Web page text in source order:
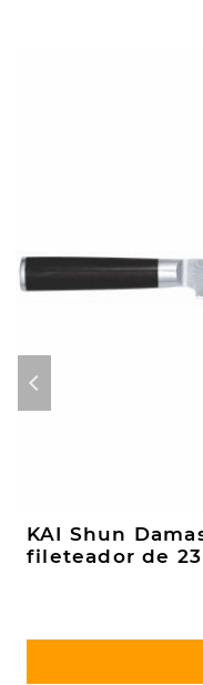
KAI Shun
fileteador de